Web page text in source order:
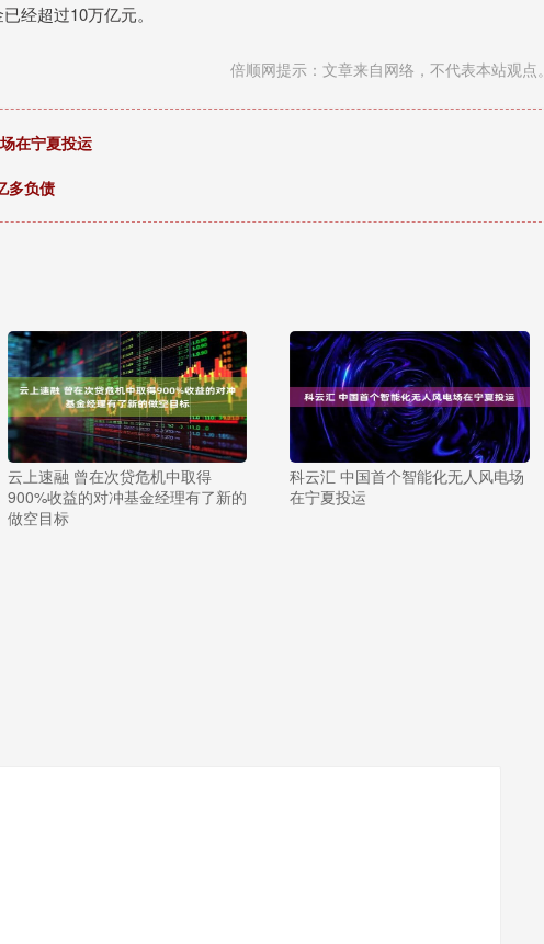
经超过10万亿元。
倍顺网提示：文章来自网络，不代表本站观点。
在宁夏投运
多负债
云上速融 曾在次贷危机中取得
900%收益的对冲基金经理有了新的
做空目标
科云汇 中国首个智能化无人风电场
在宁夏投运